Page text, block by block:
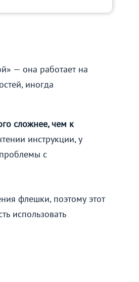
— она работает на
иногда
сложнее, чем к
инструкции, у
с
флешки, поэтому этот
использовать